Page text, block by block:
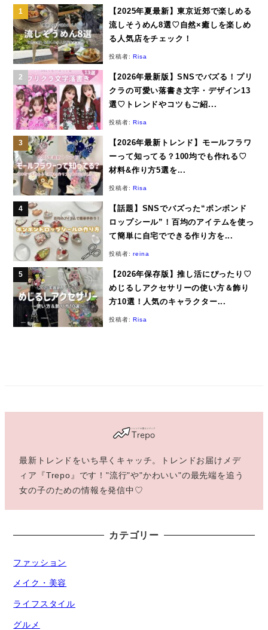
【2025年夏最新】東京近郊で楽しめる
流しそうめん8選♡自然×癒しを楽しめ
る人気店をチェック！
投稿者:Risa
【2026年最新版】SNSでバズる！プリ
クラの可愛い落書き文字・デザイン13
選♡トレンドやコツもご紹...
投稿者:Risa
【2026年最新トレンド】モールフラワ
ーって知ってる？100均でも作れる♡
材料&作り方5選を...
投稿者:Risa
【話題】SNSでバズった“ボンボンド
ロップシール”！百均のアイテムを使っ
て簡単に自宅でできる作り方を...
投稿者:reina
【2026年保存版】推し活にぴったり♡
めじるしアクセサリーの使い方＆飾り
方10選！人気のキャラクター...
投稿者:Risa
最新トレンドをいち早くキャッチ。トレンドお届けメデ
ィア『Trepo』です！"流行"や"かわいい"の最先端を追う
女の子のための情報を発信中♡
カテゴリー
ファッション
メイク・美容
ライフスタイル
グルメ